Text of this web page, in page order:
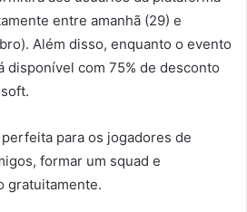
entre amanhã (29) e
Além disso, enquanto o evento
disponível com 75% de desconto
para os jogadores de
formar um squad e
gratuitamente.